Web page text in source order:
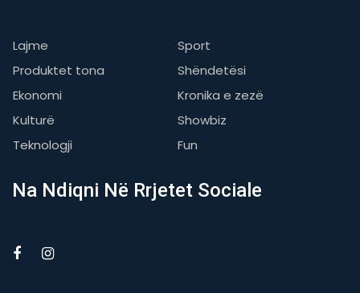
Lajme
Sport
Produktet tona
Shëndetësi
Ekonomi
Kronika e zezë
Kulturë
Showbiz
Teknologji
Fun
Na Ndiqni Në Rrjetet Sociale